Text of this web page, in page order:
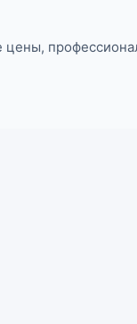
цены,